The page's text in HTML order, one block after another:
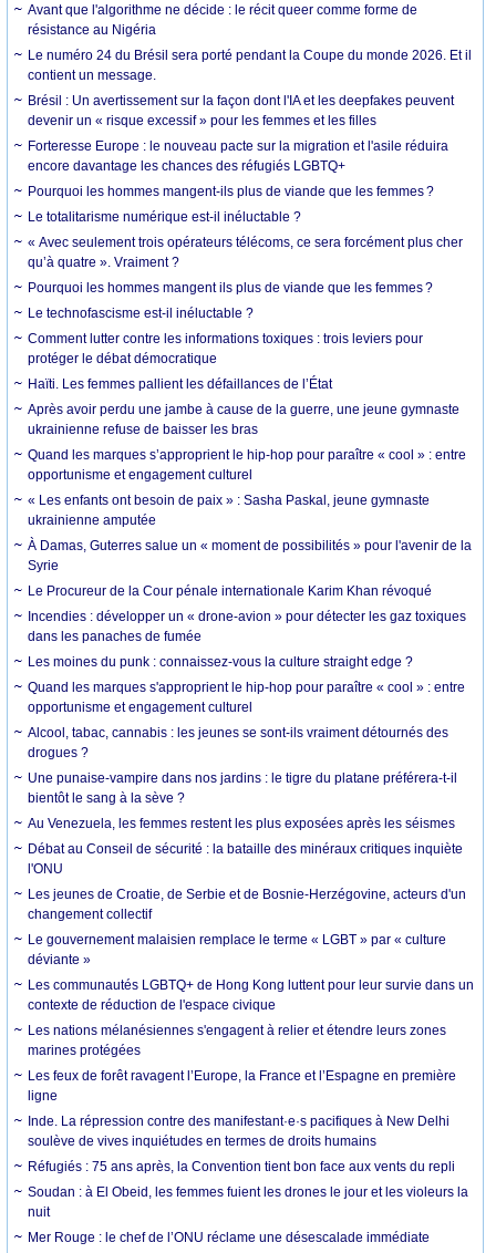
Avant que l'algorithme ne décide : le récit queer comme forme de
résistance au Nigéria
Le numéro 24 du Brésil sera porté pendant la Coupe du monde 2026. Et il
contient un message.
Brésil : Un avertissement sur la façon dont l'IA et les deepfakes peuvent
devenir un « risque excessif » pour les femmes et les filles
Forteresse Europe : le nouveau pacte sur la migration et l'asile réduira
encore davantage les chances des réfugiés LGBTQ+
Pourquoi les hommes mangent-ils plus de viande que les femmes ?
Le totalitarisme numérique est-il inéluctable ?
« Avec seulement trois opérateurs télécoms, ce sera forcément plus cher
qu’à quatre ». Vraiment ?
Pourquoi les hommes mangent ils plus de viande que les femmes ?
Le technofascisme est-il inéluctable ?
Comment lutter contre les informations toxiques : trois leviers pour
protéger le débat démocratique
Haïti. Les femmes pallient les défaillances de l’État
Après avoir perdu une jambe à cause de la guerre, une jeune gymnaste
ukrainienne refuse de baisser les bras
Quand les marques s’approprient le hip-hop pour paraître « cool » : entre
opportunisme et engagement culturel
« Les enfants ont besoin de paix » : Sasha Paskal, jeune gymnaste
ukrainienne amputée
À Damas, Guterres salue un « moment de possibilités » pour l'avenir de la
Syrie
Le Procureur de la Cour pénale internationale Karim Khan révoqué
Incendies : développer un « drone-avion » pour détecter les gaz toxiques
dans les panaches de fumée
Les moines du punk : connaissez-vous la culture straight edge ?
Quand les marques s'approprient le hip-hop pour paraître « cool » : entre
opportunisme et engagement culturel
Alcool, tabac, cannabis : les jeunes se sont-ils vraiment détournés des
drogues ?
Une punaise-vampire dans nos jardins : le tigre du platane préférera-t-il
bientôt le sang à la sève ?
Au Venezuela, les femmes restent les plus exposées après les séismes
Débat au Conseil de sécurité : la bataille des minéraux critiques inquiète
l'ONU
Les jeunes de Croatie, de Serbie et de Bosnie-Herzégovine, acteurs d'un
changement collectif
Le gouvernement malaisien remplace le terme « LGBT » par « culture
déviante »
Les communautés LGBTQ+ de Hong Kong luttent pour leur survie dans un
contexte de réduction de l'espace civique
Les nations mélanésiennes s'engagent à relier et étendre leurs zones
marines protégées
Les feux de forêt ravagent l’Europe, la France et l’Espagne en première
ligne
Inde. La répression contre des manifestant·e·s pacifiques à New Delhi
soulève de vives inquiétudes en termes de droits humains
Réfugiés : 75 ans après, la Convention tient bon face aux vents du repli
Soudan : à El Obeid, les femmes fuient les drones le jour et les violeurs la
nuit
Mer Rouge : le chef de l’ONU réclame une désescalade immédiate